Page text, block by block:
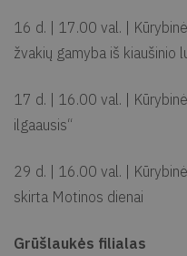
16 d. | 17.00 val. |
žvakių gamyba iš kiaušinio
17 d. | 16.00 val. |
ilgaausis“
29 d. | 16.00 val. |
skirta Motinos dienai
Grūšlaukės filialas